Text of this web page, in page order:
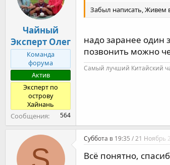
Чайный
Эксперт Олег
Команда
форума
Актив
Эксперт по
острову
Хайнань
Сообщения
564
Забыл написать, Живем в
надо заранее один
позвонить можно
Самый лучший Китайский
Суббота в 19:35 / 21 Ноябрь
Всё понятно,